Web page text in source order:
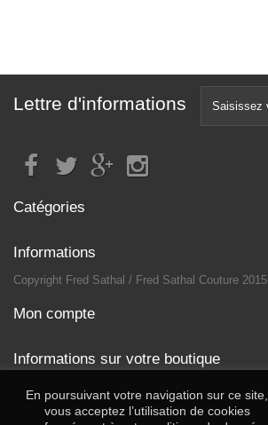
Lettre d'informations
Catégories
Informations
Copyright Fred Sathal / Fred Sathal Couture 2015
Mon compte
Informations sur votre boutique
En poursuivant votre navigation sur ce site,
vous acceptez l’utilisation de cookies